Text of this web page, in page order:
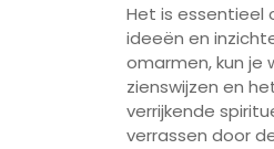
Het is essentieel
ideeën en
omarmen, kun je
zienswijzen en
verrijkende
verrassen door